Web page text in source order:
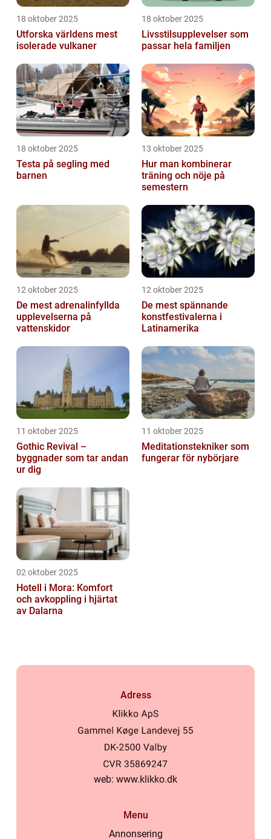
18 oktober 2025
Utforska världens mest
isolerade vulkaner
18 oktober 2025
Livsstilsupplevelser som
passar hela familjen
18 oktober 2025
Testa på segling med
barnen
13 oktober 2025
Hur man kombinerar
träning och nöje på
semestern
12 oktober 2025
De mest adrenalinfyllda
upplevelserna på
vattenskidor
12 oktober 2025
De mest spännande
konstfestivalerna i
Latinamerika
11 oktober 2025
Gothic Revival –
byggnader som tar andan
ur dig
11 oktober 2025
Meditationstekniker som
fungerar för nybörjare
02 oktober 2025
Hotell i Mora: Komfort
och avkoppling i hjärtat
av Dalarna
Adress
web: www.klikko.dk
Menu
Annonsering